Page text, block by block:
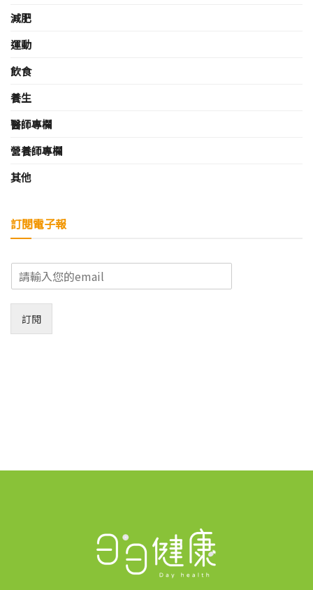
減肥
運動
飲食
養生
醫師專欄
營養師專欄
其他
訂閱電子報
E
m
*
訂閱